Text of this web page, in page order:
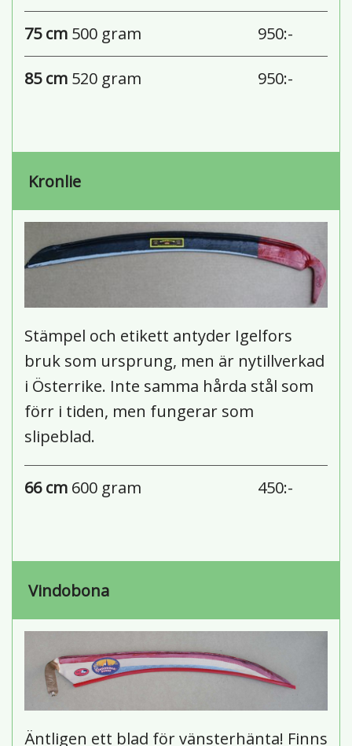
75 cm 500 gram 950:-
85 cm 520 gram 950:-
Kronlie
Stämpel och etikett antyder Igelfors
bruk som ursprung, men är nytillverkad
i Österrike. Inte samma hårda stål som
förr i tiden, men fungerar som
slipeblad.
66 cm 600 gram 450:-
Vindobona
Äntligen ett blad för vänsterhänta! Finns